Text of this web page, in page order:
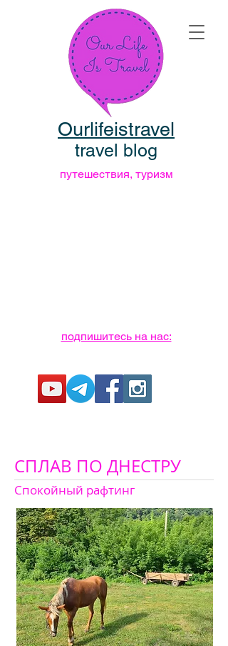
Ourlifeistravel
travel blog
путешествия, туризм
подпишитесь на нас:
СПЛАВ ПО ДНЕСТРУ
Спокойный рафтинг